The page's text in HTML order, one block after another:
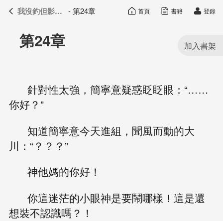
我沒釣但影帝真香了 目錄
第24章
針對性太強，簡寧意疑惑眨眨眼：“……
你好？”
知道簡寧意今天進組，聞風而動的大
川：“？？？”
神他媽的你好！
你這迷茫的小眼神是要鬧哪樣！這是還
想裝不認識嗎？！
我沒釣但影帝真香了 - 第24章 首頁 書籍 登錄